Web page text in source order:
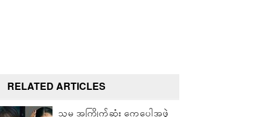
RELATED ARTICLES
သူမ အကြိုက်ဆုံး ကေပေါ့အဖွဲ့